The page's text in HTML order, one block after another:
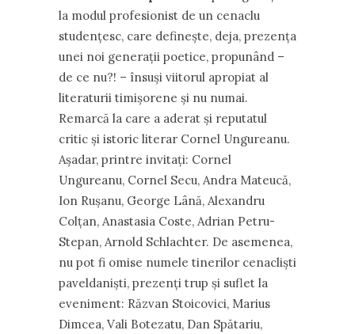
la modul profesionist de un cenaclu
studențesc, care definește, deja, prezența
unei noi generații poetice, propunând –
de ce nu?! – însuși viitorul apropiat al
literaturii timișorene și nu numai.
Remarcă la care a aderat și reputatul
critic și istoric literar Cornel Ungureanu.
Așadar, printre invitați: Cornel
Ungureanu, Cornel Secu, Andra Mateucă,
Ion Rușanu, George Lână, Alexandru
Colțan, Anastasia Coste, Adrian Petru-
Stepan, Arnold Schlachter. De asemenea,
nu pot fi omise numele tinerilor cenacliști
paveldaniști, prezenți trup și suflet la
eveniment: Răzvan Stoicovici, Marius
Dimcea, Vali Botezatu, Dan Spătariu,